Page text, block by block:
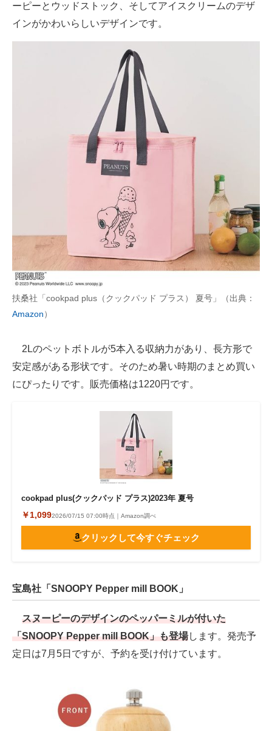
ーピーとウッドストック、そしてアイスクリームのデザ
インがかわいらしいデザインです。
扶桑社「cookpad plus（クックパッド プラス） 夏号」（出典：
Amazon）
2Lのペットボトルが5本入る収納力があり、長方形で
安定感がある形状です。そのため暑い時期のまとめ買い
にぴったりです。販売価格は1220円です。
cookpad plus(クックパッド プラス)2023年 夏号
￥1,0992026/07/15 07:00時点｜Amazon調べ
クリックして今すぐチェック
宝島社「SNOOPY Pepper mill BOOK」
スヌーピーのデザインのペッパーミルが付いた
「SNOOPY Pepper mill BOOK」も登場します。発売予
定日は7月5日ですが、予約を受け付けています。